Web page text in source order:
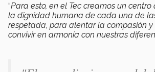
“Para esto, en el Tec creamos un
la dignidad humana de cada una de
respetada, para alentar la compasión
convivir en armonía con nuestras